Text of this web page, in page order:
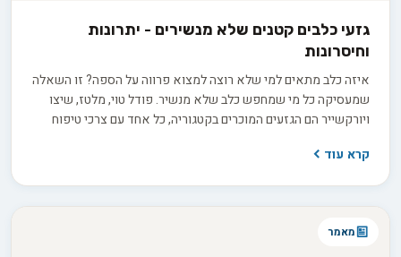
גזעי כלבים קטנים שלא מנשירים - יתרונות
וחיסרונות
איזה כלב מתאים למי שלא רוצה למצוא פרווה על הספה? זו השאלה
שמעסיקה כל מי שמחפש כלב שלא מנשיר. פודל טוי, מלטז, שיצו
ויורקשייר הם הגזעים המוכרים בקטגוריה, כל אחד עם צרכי טיפוח
קרא עוד
מאמר